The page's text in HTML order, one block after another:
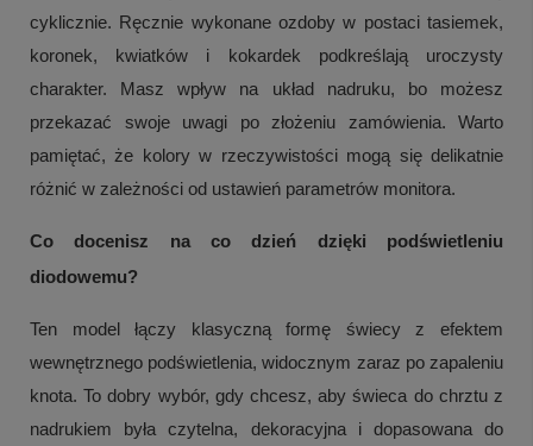
cyklicznie. Ręcznie wykonane ozdoby w postaci tasiemek,
koronek, kwiatków i kokardek podkreślają uroczysty
charakter. Masz wpływ na układ nadruku, bo możesz
przekazać swoje uwagi po złożeniu zamówienia. Warto
pamiętać, że kolory w rzeczywistości mogą się delikatnie
różnić w zależności od ustawień parametrów monitora.
Co docenisz na co dzień dzięki podświetleniu
diodowemu?
Ten model łączy klasyczną formę świecy z efektem
wewnętrznego podświetlenia, widocznym zaraz po zapaleniu
knota. To dobry wybór, gdy chcesz, aby świeca do chrztu z
nadrukiem była czytelna, dekoracyjna i dopasowana do